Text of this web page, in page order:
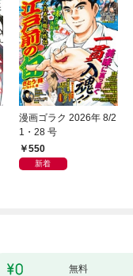
漫画ゴラク 2026年 8/2
1・28 号
550
新着
無料